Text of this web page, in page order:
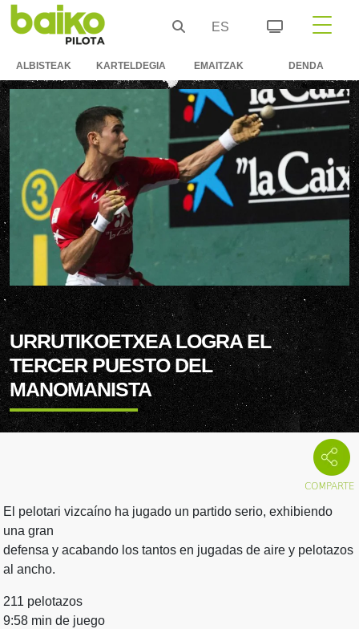
ES
ALBISTEAK KARTELDEGIA EMAITZAK DENDA
URRUTIKOETXEA LOGRA EL
TERCER PUESTO DEL
MANOMANISTA
El pelotari vizcaíno ha jugado un partido serio, exhibiendo
una gran
defensa y acabando los tantos en jugadas de aire y pelotazos
al ancho.
211 pelotazos
9:58 min de juego